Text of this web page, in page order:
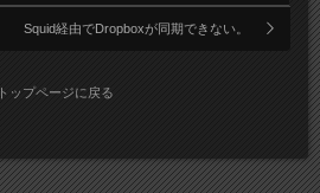
Squid経由でDropboxが同期できない。
トップページに戻る